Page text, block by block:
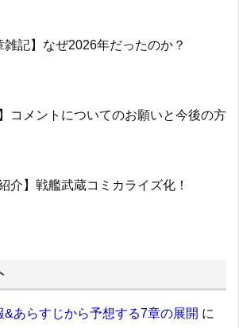
雑記】なぜ2026年だったのか？
】コメントについてのお願いと今後の方
介】戦艦武蔵コミカライズ化！
&あらすじから予想する7章の展開 に